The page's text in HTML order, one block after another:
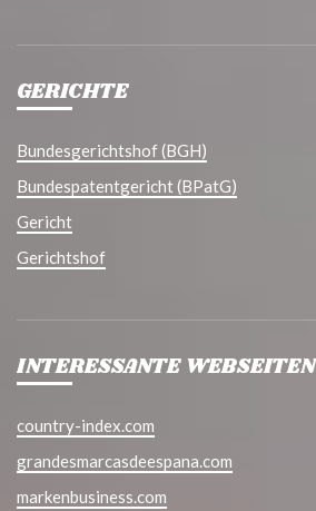
GERICHTE
Bundesgerichtshof (BGH)
Bundespatentgericht (BPatG)
Gericht
Gerichtshof
INTERESSANTE WEBSEITEN
country-index.com
grandesmarcasdeespana.com
markenbusiness.com